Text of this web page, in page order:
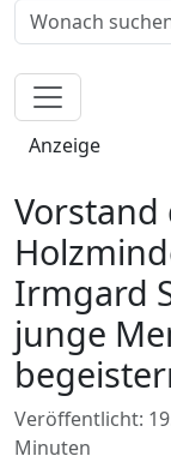
Anzeige
Irmgard
junge
Veröffentlicht:
Minuten